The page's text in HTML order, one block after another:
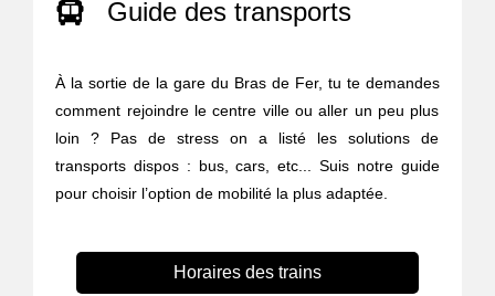
Guide des transports
À la sortie de la gare du Bras de Fer, tu te demandes
comment rejoindre le centre ville ou aller un peu plus
loin ? Pas de stress on a listé les solutions de
transports dispos : bus, cars, etc... Suis notre guide
pour choisir l’option de mobilité la plus adaptée.
Horaires des trains